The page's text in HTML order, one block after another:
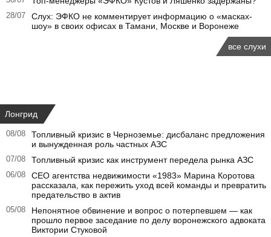
28/07
Слух: ЭФКО не комментирует информацию о «масках-
шоу» в своих офисах в Тамани, Москве и Воронеже
все слухи
Лонгрид
08/08
Топливный кризис в Черноземье: дисбаланс предложения
и вынужденная роль частных АЗС
07/08 Топливный кризис как инструмент передела рынка АЗС
06/08
CEO агентства недвижимости «1983» Марина Коротова
рассказала, как пережить уход всей команды и превратить
предательство в актив
05/08
Непонятное обвинение и вопрос о потерпевшем — как
прошло первое заседание по делу воронежского адвоката
Виктории Стуковой